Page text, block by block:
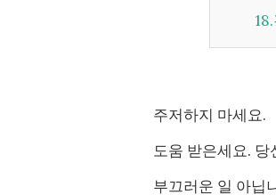
주저하지 마세요.
도움 받은세요.
부끄러운 일 아닙